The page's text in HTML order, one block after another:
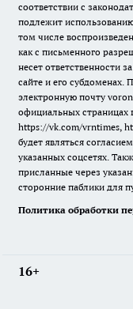
соответствии с
подлежит
том числе
как с письменного
несет ответственности
сайте и его субдоменах.
электронную почту
официальных страницах
https://vk.com/vrntimes,
будет являться
указанных соцсетях.
присланные через
сторонние паблики для
Политика обработки
16+